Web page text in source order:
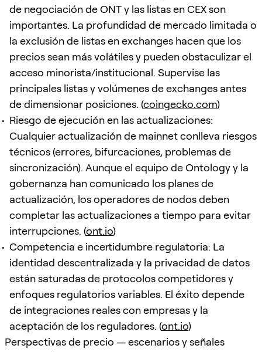
de negociación de ONT y las listas en CEX son
importantes. La profundidad de mercado limitada o
la exclusión de listas en exchanges hacen que los
precios sean más volátiles y pueden obstaculizar el
acceso minorista/institucional. Supervise las
principales listas y volúmenes de exchanges antes
de dimensionar posiciones. (coingecko.com)
Riesgo de ejecución en las actualizaciones:
Cualquier actualización de mainnet conlleva riesgos
técnicos (errores, bifurcaciones, problemas de
sincronización). Aunque el equipo de Ontology y la
gobernanza han comunicado los planes de
actualización, los operadores de nodos deben
completar las actualizaciones a tiempo para evitar
interrupciones. (ont.io)
Competencia e incertidumbre regulatoria: La
identidad descentralizada y la privacidad de datos
están saturadas de protocolos competidores y
enfoques regulatorios variables. El éxito depende
de integraciones reales con empresas y la
aceptación de los reguladores. (ont.io)
Perspectivas de precio — escenarios y señales